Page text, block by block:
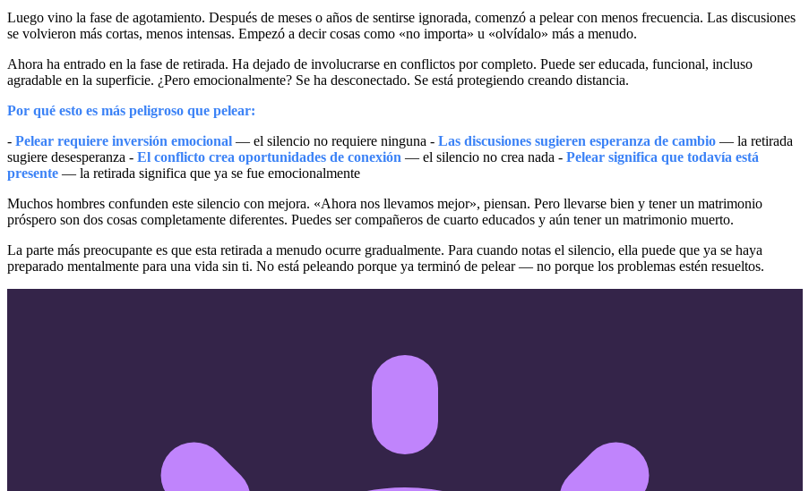
Luego vino la fase de agotamiento. Después de meses o años de sentirse ignorada, comenzó a pelear con menos frecuencia. Las discusiones
se volvieron más cortas, menos intensas. Empezó a decir cosas como «no importa» u «olvídalo» más a menudo.
Ahora ha entrado en la fase de retirada. Ha dejado de involucrarse en conflictos por completo. Puede ser educada, funcional, incluso
agradable en la superficie. ¿Pero emocionalmente? Se ha desconectado. Se está protegiendo creando distancia.
Por qué esto es más peligroso que pelear:
- Pelear requiere inversión emocional — el silencio no requiere ninguna - Las discusiones sugieren esperanza de cambio — la retirada
sugiere desesperanza - El conflicto crea oportunidades de conexión — el silencio no crea nada - Pelear significa que todavía está
presente — la retirada significa que ya se fue emocionalmente
Muchos hombres confunden este silencio con mejora. «Ahora nos llevamos mejor», piensan. Pero llevarse bien y tener un matrimonio
próspero son dos cosas completamente diferentes. Puedes ser compañeros de cuarto educados y aún tener un matrimonio muerto.
La parte más preocupante es que esta retirada a menudo ocurre gradualmente. Para cuando notas el silencio, ella puede que ya se haya
preparado mentalmente para una vida sin ti. No está peleando porque ya terminó de pelear — no porque los problemas estén resueltos.